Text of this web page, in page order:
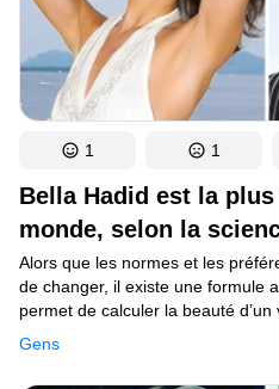
Bella Hadid est la
monde, selon la
Gens
Alors que les normes et les
de changer, il existe une formule
permet de calculer la beauté
a été réalisée par le Dr Julian De
médaillé d’or, spécialisé dans la
Et Bella Hadid est devenue la
1 1